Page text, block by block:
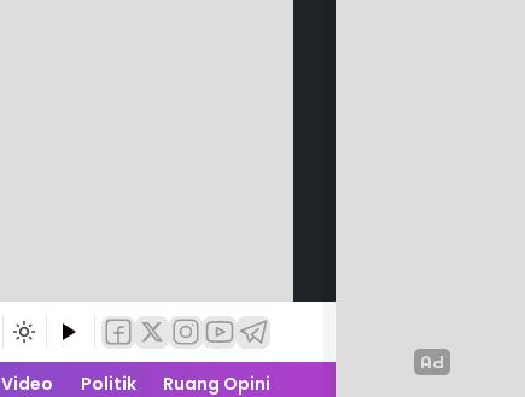
Video Politik
Ruang Opini